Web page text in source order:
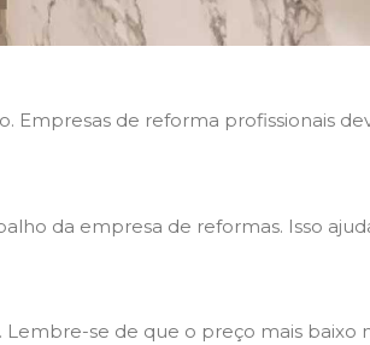
Empresas de reforma profissionais
da empresa de reformas. Isso
se de que o preço mais baixo